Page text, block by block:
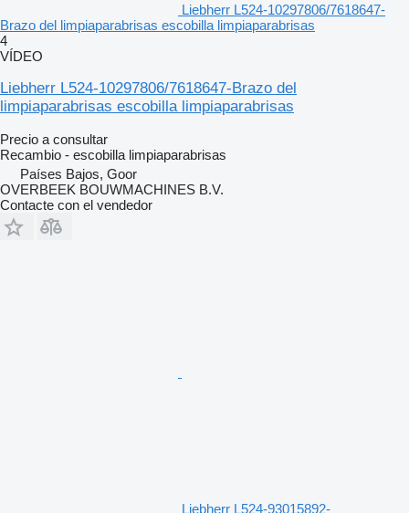
Liebherr L524-10297806/7618647-
Brazo del limpiaparabrisas escobilla limpiaparabrisas
4
VÍDEO
Liebherr L524-10297806/7618647-Brazo del
limpiaparabrisas escobilla limpiaparabrisas
Precio a consultar
Recambio - escobilla limpiaparabrisas
Países Bajos, Goor
OVERBEEK BOUWMACHINES B.V.
Contacte con el vendedor
Liebherr L524-93015892-